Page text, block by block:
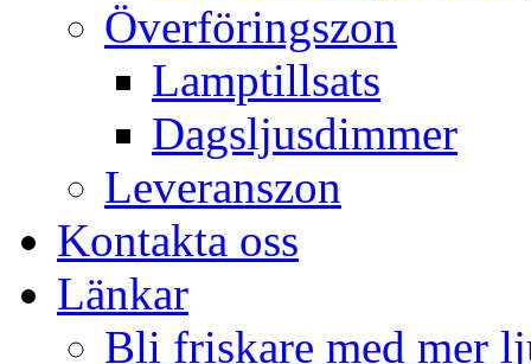
Överföringszon
Lamptillsats
Dagsljusdimmer
Leveranszon
Kontakta oss
Länkar
Bli friskare med mer